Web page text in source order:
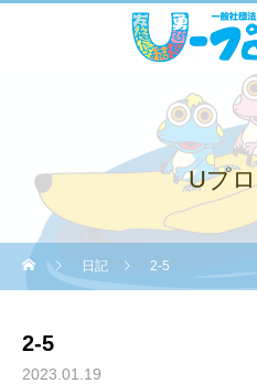
Uプ
日記 2-5
2-5
2023.01.19